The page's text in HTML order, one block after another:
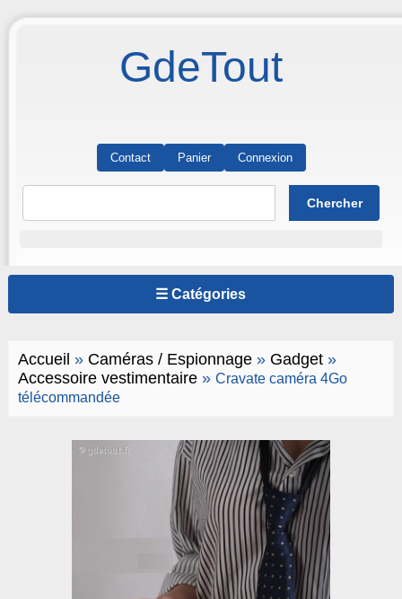
GdeTout
Contact Panier Connexion
☰ Catégories
Accueil » Caméras / Espionnage» Gadget»
Accessoire vestimentaire» Cravate caméra 4Go
télécommandée